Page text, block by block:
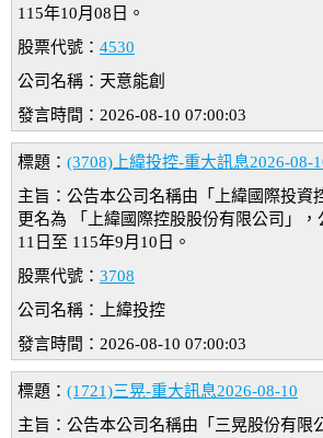
115年10月08日。
股票代號： 4530
公司名稱：天意能創
發言時間：2026-08-10 07:00:03
標題： (3708)上緯投控-重大訊息2026-08-
主旨：公告本公司名稱由「上緯國際投資
更名為 「上緯國際控股股份有限公司」，
11日至 115年9月10日。
股票代號： 3708
公司名稱：上緯投控
發言時間：2026-08-10 07:00:03
標題： (1721)三晃-重大訊息2026-08-10
主旨：公告本公司名稱由「三晃股份有限